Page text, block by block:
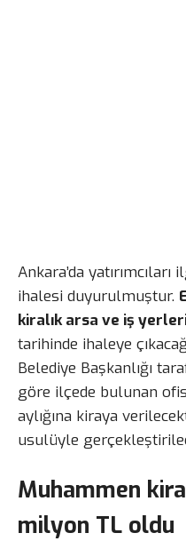
Ankara’da
ihalesi duyurulmuştur.
kiralık arsa ve iş
tarihinde ihaleye
Belediye Başkanlığı
göre ilçede bulunan
aylığına kiraya
usulüyle
Muhammen
milyon TL oldu